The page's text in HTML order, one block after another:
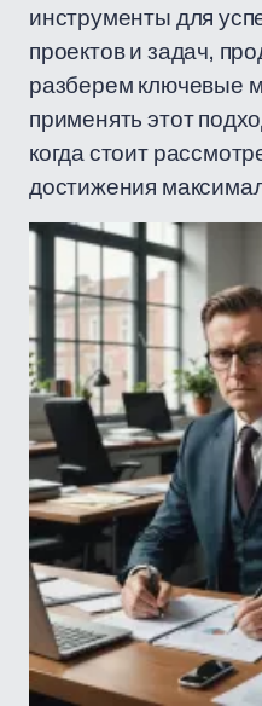
инструменты для
проектов и задач,
разберем ключевые
применять этот
когда стоит
достижения